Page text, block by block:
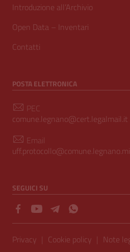
Introduzione all’Archivio
Open Data – Inventari
Contatti
POSTA ELETTRONICA
PEC
comune.legnano@cert.legalmail.it
Email
SEGUICI SU
Sezione Link Utili
Privacy | Cookie policy | Note